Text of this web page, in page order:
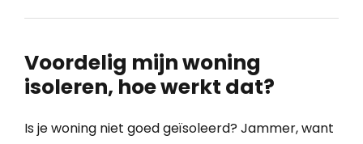
Voordelig mijn woning
isoleren, hoe werkt dat?
Is je woning niet goed geïsoleerd? Jammer, want